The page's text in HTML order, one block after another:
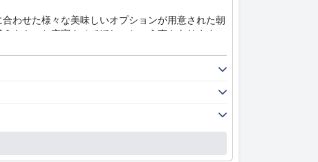
わせた様々な美味しいオプションが用意された朝
をもっと充実させてほしいという声もあります
デザインと、広々としたバスルームを高く評価し
日のメンテナンスにより、快適な滞在が実現しま
きく貢献しています。モダンで新鮮な内装と機能